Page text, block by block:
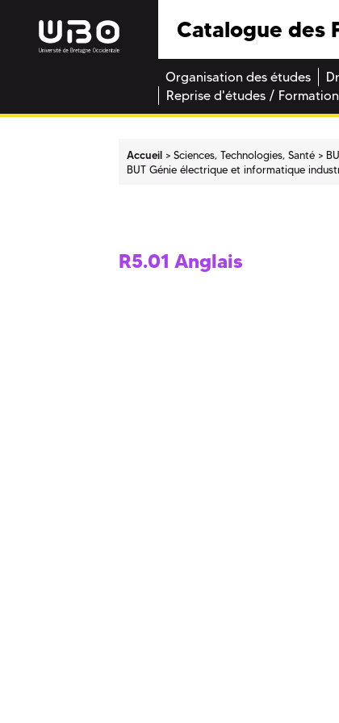
Catalogue des
Organisation des études
Reprise d'études /
Accueil Sciences, Technologies, Santé
BUT Génie électrique et informatique
R5.01 Anglais